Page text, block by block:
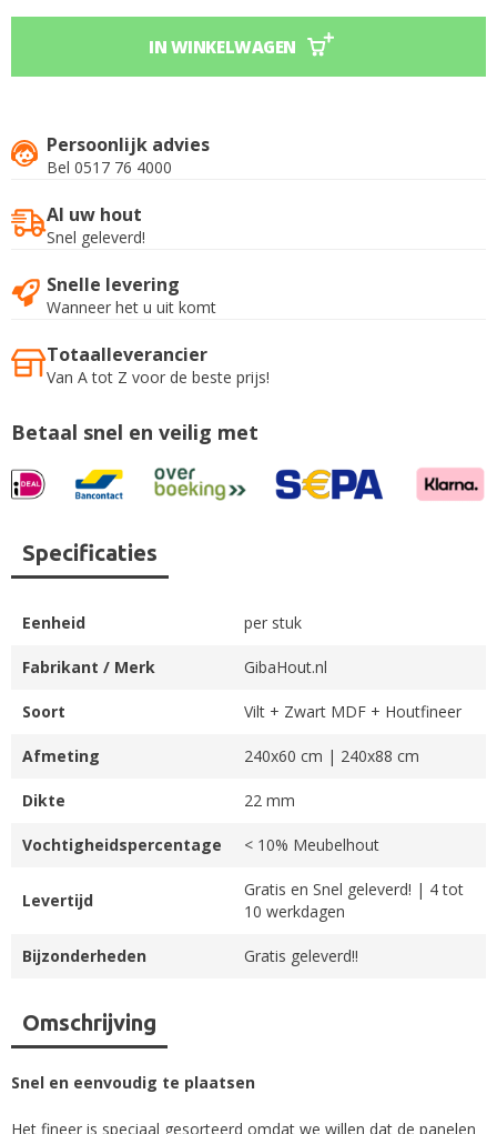
IN WINKELWAGEN
Persoonlijk advies
Bel 0517 76 4000
Al uw hout
Snel geleverd!
Snelle levering
Wanneer het u uit komt
Totaalleverancier
Van A tot Z voor de beste prijs!
Betaal snel en veilig met
Omschrijving
Snel en eenvoudig te plaatsen
Het fineer is speciaal gesorteerd omdat we willen dat de panelen
Specificaties
Eenheid per stuk
Fabrikant / Merk GibaHout.nl
Soort Vilt + Zwart MDF + Houtfineer
Afmeting 240x60 cm | 240x88 cm
Dikte 22 mm
Vochtigheidspercentage < 10% Meubelhout
Levertijd
Gratis en Snel geleverd! | 4 tot
10 werkdagen
Bijzonderheden Gratis geleverd!!